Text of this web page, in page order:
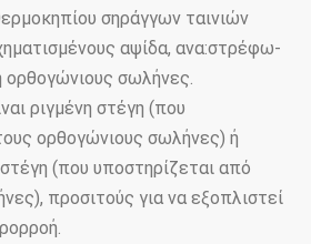
σηράγγων ταινιών
αψίδα, ανα:στρέφω-
σωλήνες.
ριγμένη στέγη (που
ορθογώνιους σωλήνες) ή
(που υποστηρίζεται από
προσιτούς για να εξοπλιστεί